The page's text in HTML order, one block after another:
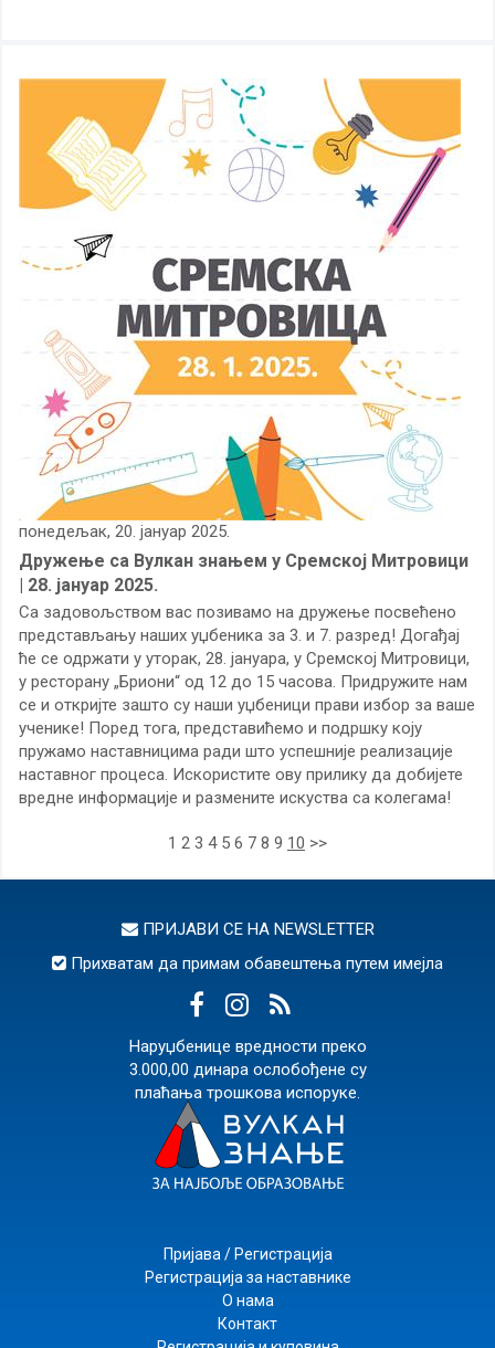
понедељак, 20. јануар 2025.
Дружење са Вулкан знањем у Сремској Митровици
| 28. јануар 2025.
Са задовољством вас позивамо на дружење посвећено
представљању наших уџбеника за 3. и 7. разред! Догађај
ће се одржати у уторак, 28. јануара, у Сремској Митровици,
у ресторану „Бриони“ од 12 до 15 часова. Придружите нам
се и откријте зашто су наши уџбеници прави избор за ваше
ученике! Поред тога, представићемо и подршку коју
пружамо наставницима ради што успешније реализације
наставног процеса. Искористите ову прилику да добијете
вредне информације и размените искуства са колегама!
1 2 3 4 5 6 7 8 9 10 >>
ПРИЈАВИ СЕ НА NEWSLETTER
Прихватам да примам обавештења путем имејла
Наруџбенице вредности преко
3.000,00 динара ослобођене су
плаћања трошкова испоруке.
Пријава / Регистрација
Регистрација за наставнике
О нама
Контакт